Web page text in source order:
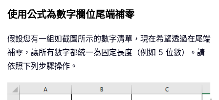
使用公式為數字欄位尾端補零
假設您有一組如截圖所示的數字清單，現在希望透過在尾端
補零，讓所有數字都統一為固定長度（例如 5 位數）。請
依照下列步驟操作。